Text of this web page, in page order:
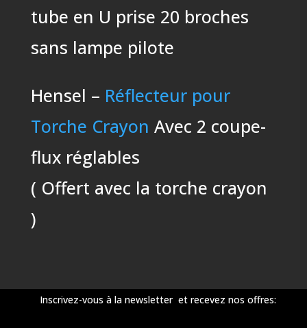
tube en U prise 20 broches
sans lampe pilote
Hensel – Réflecteur pour
Torche Crayon Avec 2 coupe-
flux réglables
( Offert avec la torche crayon
)
Inscrivez-vous à la newsletter et recevez nos offres: